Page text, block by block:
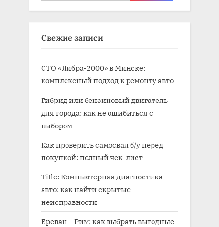
Свежие записи
СТО «Либра-2000» в Минске:
комплексный подход к ремонту авто
Гибрид или бензиновый двигатель
для города: как не ошибиться с
выбором
Как проверить самосвал б/у перед
покупкой: полный чек-лист
Title: Компьютерная диагностика
авто: как найти скрытые
неисправности
Ереван – Рим: как выбрать выгодные